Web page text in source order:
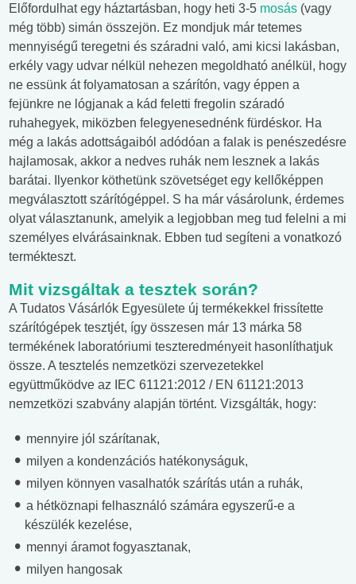
Előfordulhat egy háztartásban, hogy heti 3-5 mosás (vagy
még több) simán összejön. Ez mondjuk már tetemes
mennyiségű teregetni és száradni való, ami kicsi lakásban,
erkély vagy udvar nélkül nehezen megoldható anélkül, hogy
ne essünk át folyamatosan a szárítón, vagy éppen a
fejünkre ne lógjanak a kád feletti fregolin száradó
ruhahegyek, miközben felegyenesednénk fürdéskor. Ha
még a lakás adottságaiból adódóan a falak is penészedésre
hajlamosak, akkor a nedves ruhák nem lesznek a lakás
barátai. Ilyenkor köthetünk szövetséget egy kellőképpen
megválasztott szárítógéppel. S ha már vásárolunk, érdemes
olyat választanunk, amelyik a legjobban meg tud felelni a mi
személyes elvárásainknak. Ebben tud segíteni a vonatkozó
termékteszt.
Mit vizsgáltak a tesztek során?
A Tudatos Vásárlók Egyesülete új termékekkel frissítette
szárítógépek tesztjét, így összesen már 13 márka 58
termékének laboratóriumi teszteredményeit hasonlíthatjuk
össze. A tesztelés nemzetközi szervezetekkel
együttműködve az IEC 61121:2012 / EN 61121:2013
nemzetközi szabvány alapján történt. Vizsgálták, hogy:
mennyire jól szárítanak,
milyen a kondenzációs hatékonyságuk,
milyen könnyen vasalhatók szárítás után a ruhák,
a hétköznapi felhasználó számára egyszerű-e a
készülék kezelése,
mennyi áramot fogyasztanak,
milyen hangosak